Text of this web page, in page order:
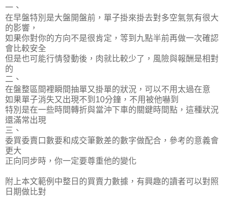
一、
在早盤特別是大盤開盤前，單子掛來掛去對多空氣氛有很大
的影響，
如果你對你的方向不是很肯定，等到九點半前再做一次確認
會比較安全
但是也可能行情發動後，肉就比較少了，風險與報酬是相對
的
二、
在盤整區間裡瞬間抽單又掛單的狀況，可以不用太過在意
如果單子消失又出現不到10分鐘，不用被他嚇到
特別是在一些時間轉折與當沖下車的關鍵時間點，這種狀況
還滿常出現
三、
委買委賣口數要和成交筆數差的數字做配合，參考的意義會
更大
正向同步時，你一定要尊重他的變化
附上本文範例中整日的買賣力數據，有興趣的讀者可以對照
日期做比對